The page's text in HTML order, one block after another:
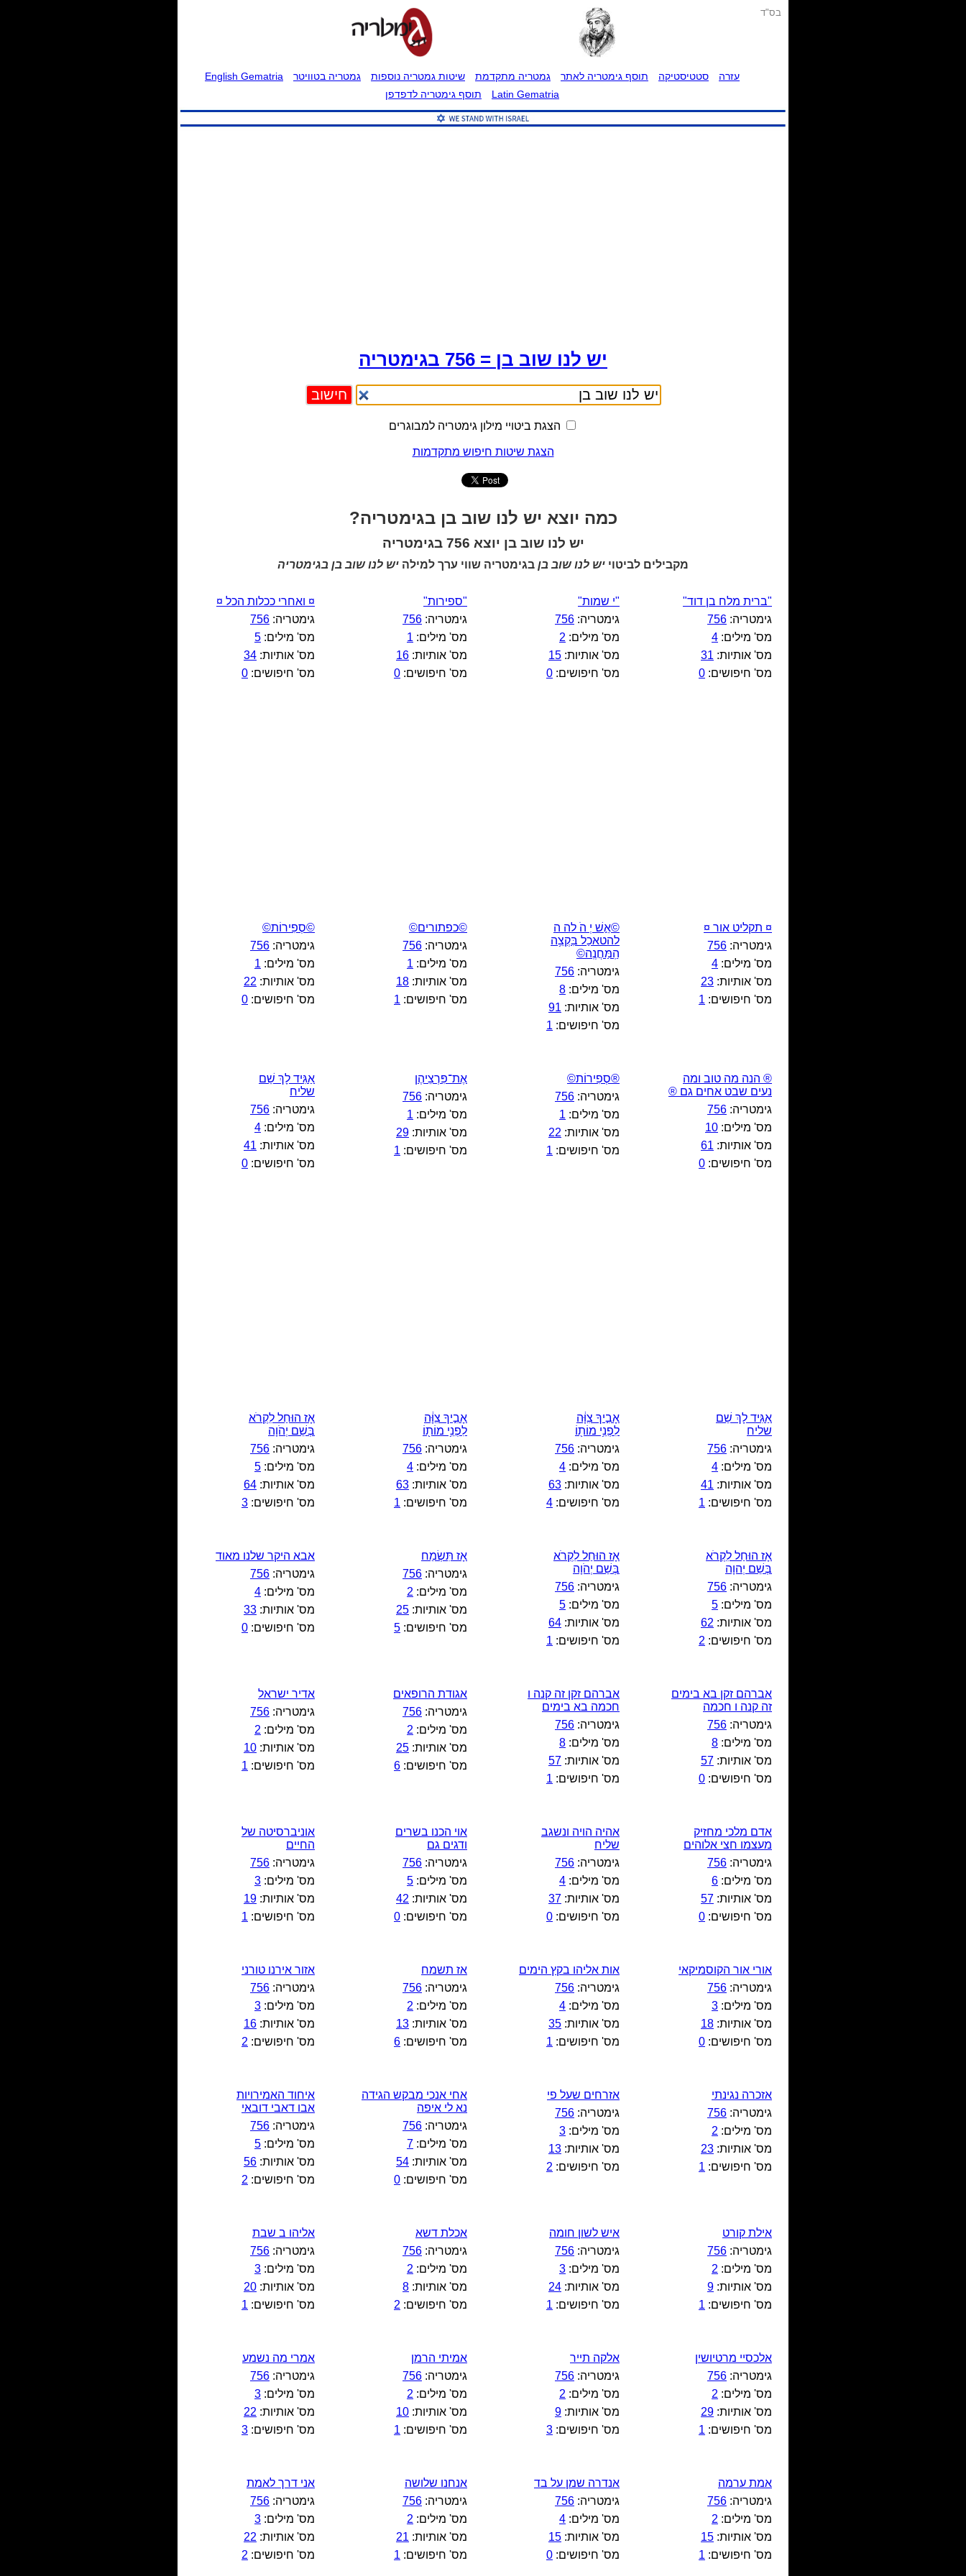
בס"ד
עזרה סטטיסטיקה תוסף גימטריה לאתר גמטריה מתקדמת שיטות גמטריה נוספות גמטריה בטוויטר
English Gematria
Latin Gematria
תוסף גימטריה לדפדפן
יש לנו שוב בן = 756 בגימטריה
הצגת ביטויי מילון גימטריה למבוגרים
הצגת שיטות חיפוש מתקדמות
כמה יוצא יש לנו שוב בן בגימטריה?
יש לנו שוב בן יוצא 756 בגימטריה
מקבילים לביטוי יש לנו שוב בן בגימטריה שווי ערך למילה יש לנו שוב בן בגימטריה
"ברית מלח בן דוד"
גימטריה: 756
מס' מילים: 4
מס' אותיות: 31
מס' חיפושים: 0
"י שמות"
גימטריה: 756
מס' מילים: 2
מס' אותיות: 15
מס' חיפושים: 0
"ספירות"
גימטריה: 756
מס' מילים: 1
מס' אותיות: 16
מס' חיפושים: 0
¤ ואחרי ככלות הכל ¤
גימטריה: 756
מס' מילים: 5
מס' אותיות: 34
מס' חיפושים: 0
¤ תקליט אור ¤
גימטריה: 756
מס' מילים: 4
מס' אותיות: 23
מס' חיפושים: 1
©אֵ֣שׁ יְ הֹ לה ה
להטאכַל בִּקְצֵ֥ה
הַֽמַּחֲנֶֽה©
גימטריה: 756
מס' מילים: 8
מס' אותיות: 91
מס' חיפושים: 1
©כפתורים©
גימטריה: 756
מס' מילים: 1
מס' אותיות: 18
מס' חיפושים: 1
©סְפִירוֹת©
גימטריה: 756
מס' מילים: 1
מס' אותיות: 22
מס' חיפושים: 0
® הנה מה טוב ומה
נעים שבט אחים גם ®
גימטריה: 756
מס' מילים: 10
מס' אותיות: 61
מס' חיפושים: 0
®סְפִירוֹת©
גימטריה: 756
מס' מילים: 1
מס' אותיות: 22
מס' חיפושים: 1
אֶת־פִּרְצֵיהֶן
גימטריה: 756
מס' מילים: 1
מס' אותיות: 29
מס' חיפושים: 1
אַגִּיד לָךְ שֵׁם
שליח
גימטריה: 756
מס' מילים: 4
מס' אותיות: 41
מס' חיפושים: 0
אַגִּיד לָךְ שֵׁם
שליח
גימטריה: 756
מס' מילים: 4
מס' אותיות: 41
מס' חיפושים: 1
אָבִ֣יךָ צִוָּ֔ה
לִפְנֵ֥י מוֹת֖וֹ
גימטריה: 756
מס' מילים: 4
מס' אותיות: 63
מס' חיפושים: 4
אָבִ֣יךָ צִוָּ֔ה
לִפְנֵ֥י מוֹת֖וֹ
גימטריה: 756
מס' מילים: 4
מס' אותיות: 63
מס' חיפושים: 1
אָז הוּחַל לִקְרֹא
בְּשֵׁם יְהֹוָה
גימטריה: 756
מס' מילים: 5
מס' אותיות: 64
מס' חיפושים: 3
אָז הוּחַל לִקְרֹא
בְּשֵׁם יְהוָה
גימטריה: 756
מס' מילים: 5
מס' אותיות: 62
מס' חיפושים: 2
אָז הוּחַל לִקְרֹא
בְּשֵׁם יְהֹוָה
גימטריה: 756
מס' מילים: 5
מס' אותיות: 64
מס' חיפושים: 1
אָז תִּשְׂמַח
גימטריה: 756
מס' מילים: 2
מס' אותיות: 25
מס' חיפושים: 5
אבא היקר שלנו מאוד
גימטריה: 756
מס' מילים: 4
מס' אותיות: 33
מס' חיפושים: 0
אברהם זקן בא בימים
זה קנה ו חכמה
גימטריה: 756
מס' מילים: 8
מס' אותיות: 57
מס' חיפושים: 0
אברהם זקן זה קנה ו
חכמה בא בימים
גימטריה: 756
מס' מילים: 8
מס' אותיות: 57
מס' חיפושים: 1
אגודת הרופאים
גימטריה: 756
מס' מילים: 2
מס' אותיות: 25
מס' חיפושים: 6
אדיר ישראל
גימטריה: 756
מס' מילים: 2
מס' אותיות: 10
מס' חיפושים: 1
אדם מלכי מחזיק
מעצמו חצי אלוהים
גימטריה: 756
מס' מילים: 6
מס' אותיות: 57
מס' חיפושים: 0
אהיה הויה ונשגב
שליח
גימטריה: 756
מס' מילים: 4
מס' אותיות: 37
מס' חיפושים: 0
אוי הכנו בשרים
ודגים גם
גימטריה: 756
מס' מילים: 5
מס' אותיות: 42
מס' חיפושים: 0
אוניברסיטה של
החיים
גימטריה: 756
מס' מילים: 3
מס' אותיות: 19
מס' חיפושים: 1
אורי אור הקוסמיקאי
גימטריה: 756
מס' מילים: 3
מס' אותיות: 18
מס' חיפושים: 0
אות אליהו בקץ הימים
גימטריה: 756
מס' מילים: 4
מס' אותיות: 35
מס' חיפושים: 1
אז תשמח
גימטריה: 756
מס' מילים: 2
מס' אותיות: 13
מס' חיפושים: 6
אזור אירנו טורני
גימטריה: 756
מס' מילים: 3
מס' אותיות: 16
מס' חיפושים: 2
אזכרה נגינתי
גימטריה: 756
מס' מילים: 2
מס' אותיות: 23
מס' חיפושים: 1
אזרחים שעל פי
גימטריה: 756
מס' מילים: 3
מס' אותיות: 13
מס' חיפושים: 2
אחי אנכי מבקש הגידה
נא לי איפה
גימטריה: 756
מס' מילים: 7
מס' אותיות: 54
מס' חיפושים: 0
איחוד האמירויות
אבו דאבי דובאי
גימטריה: 756
מס' מילים: 5
מס' אותיות: 56
מס' חיפושים: 2
אילת קורט
גימטריה: 756
מס' מילים: 2
מס' אותיות: 9
מס' חיפושים: 1
איש לשון חומה
גימטריה: 756
מס' מילים: 3
מס' אותיות: 24
מס' חיפושים: 1
אכלת דשא
גימטריה: 756
מס' מילים: 2
מס' אותיות: 8
מס' חיפושים: 2
אליהו ב שבת
גימטריה: 756
מס' מילים: 3
מס' אותיות: 20
מס' חיפושים: 1
אלכסיי מרטיושין
גימטריה: 756
מס' מילים: 2
מס' אותיות: 29
מס' חיפושים: 1
אלקה תייר
גימטריה: 756
מס' מילים: 2
מס' אותיות: 9
מס' חיפושים: 3
אמיתי הרמן
גימטריה: 756
מס' מילים: 2
מס' אותיות: 10
מס' חיפושים: 1
אמרי מה נשמע
גימטריה: 756
מס' מילים: 3
מס' אותיות: 22
מס' חיפושים: 3
אמת ערמה
גימטריה: 756
מס' מילים: 2
מס' אותיות: 15
מס' חיפושים: 1
אנדרה שמן על בד
גימטריה: 756
מס' מילים: 4
מס' אותיות: 15
מס' חיפושים: 0
אנחנו שלושה
גימטריה: 756
מס' מילים: 2
מס' אותיות: 21
מס' חיפושים: 1
אני דרך לאמת
גימטריה: 756
מס' מילים: 3
מס' אותיות: 22
מס' חיפושים: 2